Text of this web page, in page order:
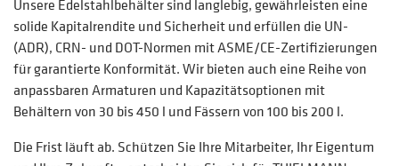
Unsere Edelstahlbehälter sind langlebig, gewährleisten eine
solide Kapitalrendite und Sicherheit und erfüllen die UN-
(ADR), CRN- und DOT-Normen mit ASME/CE-Zertifizierungen
für garantierte Konformität. Wir bieten auch eine Reihe von
anpassbaren Armaturen und Kapazitätsoptionen mit
Behältern von 30 bis 450 l und Fässern von 100 bis 200 l.
Die Frist läuft ab. Schützen Sie Ihre Mitarbeiter, Ihr Eigentum